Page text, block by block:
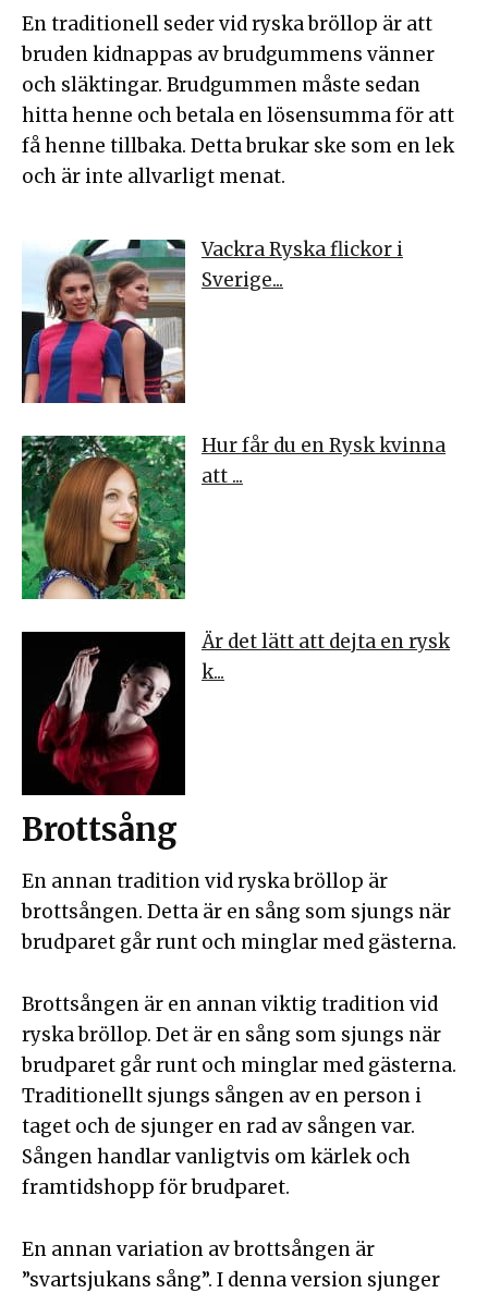
En traditionell seder vid ryska bröllop är att
bruden kidnappas av brudgummens vänner
och släktingar. Brudgummen måste sedan
hitta henne och betala en lösensumma för att
få henne tillbaka. Detta brukar ske som en lek
och är inte allvarligt menat.
Vackra Ryska flickor i
Sverige...
Hur får du en Rysk kvinna
att ...
Är det lätt att dejta en rysk
k...
Brottsång
En annan tradition vid ryska bröllop är
brottsången. Detta är en sång som sjungs när
brudparet går runt och minglar med gästerna.
Brottsången är en annan viktig tradition vid
ryska bröllop. Det är en sång som sjungs när
brudparet går runt och minglar med gästerna.
Traditionellt sjungs sången av en person i
taget och de sjunger en rad av sången var.
Sången handlar vanligtvis om kärlek och
framtidshopp för brudparet.
En annan variation av brottsången är
”svartsjukans sång”. I denna version sjunger